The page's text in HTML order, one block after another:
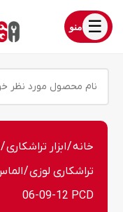
☰ منو
خانه/ابزار تراشکاری/
تراشکاری لوزی
06-09-12 PCD